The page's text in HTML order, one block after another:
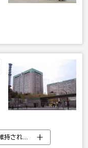
未来の戦争 世界各国の軍事バランスはどう維持されているか